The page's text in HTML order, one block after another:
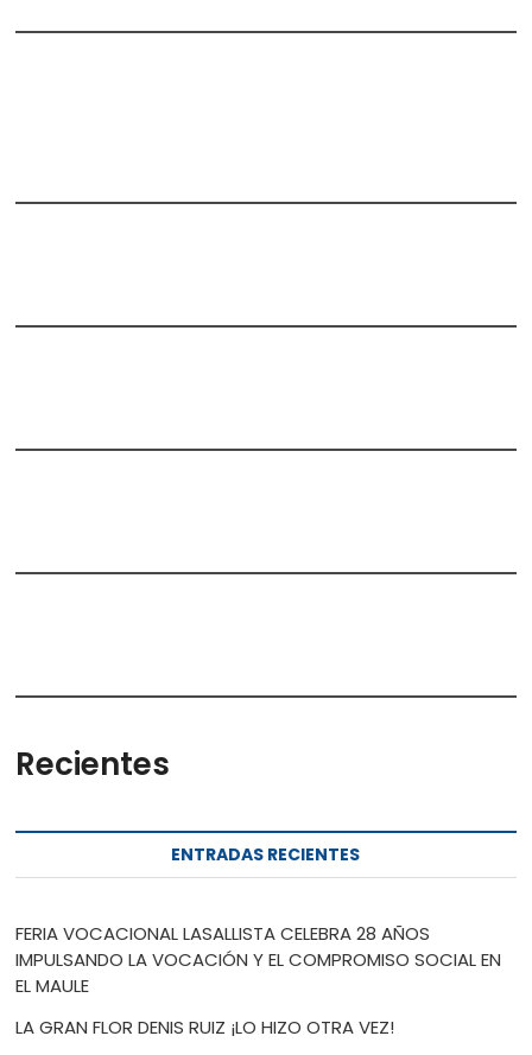
Recientes
ENTRADAS RECIENTES
FERIA VOCACIONAL LASALLISTA CELEBRA 28 AÑOS
IMPULSANDO LA VOCACIÓN Y EL COMPROMISO SOCIAL EN
EL MAULE
LA GRAN FLOR DENIS RUIZ ¡LO HIZO OTRA VEZ!